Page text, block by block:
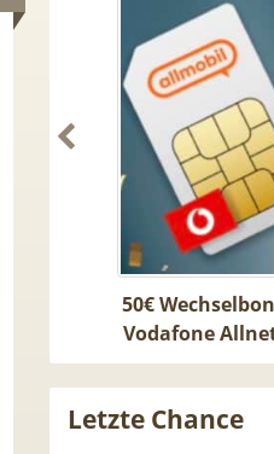
50€ Wechselbonus!
Vodafone Allnet für
| 0,00€
5,91€
Letzte Chance